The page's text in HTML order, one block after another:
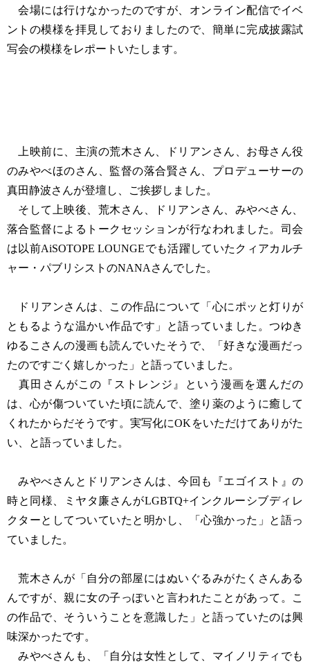
会場には行けなかったのですが、オンライン配信でイベ
ントの模様を拝見しておりましたので、簡単に完成披露試
写会の模様をレポートいたします。
上映前に、主演の荒木さん、ドリアンさん、お母さん役
のみやべほのさん、監督の落合賢さん、プロデューサーの
真田静波さんが登壇し、ご挨拶しました。
そして上映後、荒木さん、ドリアンさん、みやべさん、
落合監督によるトークセッションが行なわれました。司会
は以前AiSOTOPE LOUNGEでも活躍していたクィアカルチ
ャー・パブリシストのNANAさんでした。
ドリアンさんは、この作品について「心にポッと灯りが
ともるような温かい作品です」と語っていました。つゆき
ゆるこさんの漫画も読んでいたそうで、「好きな漫画だっ
たのですごく嬉しかった」と語っていました。
真田さんがこの『ストレンジ』という漫画を選んだの
は、心が傷ついていた頃に読んで、塗り薬のように癒して
くれたからだそうです。実写化にOKをいただけてありがた
い、と語っていました。
みやべさんとドリアンさんは、今回も『エゴイスト』の
時と同様、ミヤタ廉さんがLGBTQ+インクルーシブディレ
クターとしてついていたと明かし、「心強かった」と語っ
ていました。
荒木さんが「自分の部屋にはぬいぐるみがたくさんある
んですが、親に女の子っぽいと言われたことがあって。こ
の作品で、そういうことを意識した」と語っていたのは興
味深かったです。
みやべさんも、「自分は女性として、マイノリティでも